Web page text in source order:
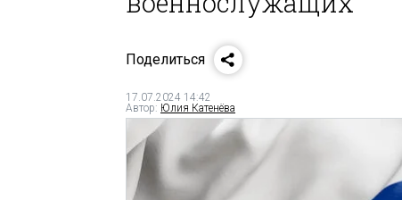
Поделиться
17.07.2024 14:42
Автор: Юлия Катенёва